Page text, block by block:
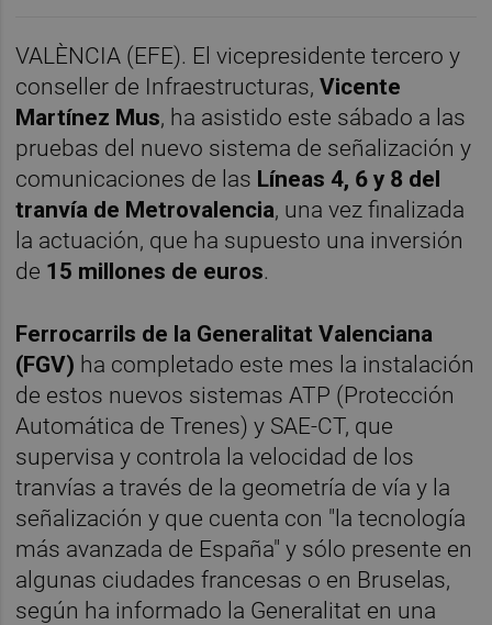
VALÈNCIA (EFE). El vicepresidente tercero y
conseller de Infraestructuras,Vicente
Martínez Mus, ha asistido este sábado a las
pruebas del nuevo sistema de señalización y
comunicaciones de las Líneas 4, 6 y 8 del
tranvía de Metrovalencia, una vez finalizada
la actuación, que ha supuesto una inversión
de 15 millones de euros.
Ferrocarrils de la Generalitat Valenciana
(FGV) ha completado este mes la instalación
de estos nuevos sistemas ATP (Protección
Automática de Trenes) y SAE-CT, que
supervisa y controla la velocidad de los
tranvías a través de la geometría de vía y la
señalización y que cuenta con "la tecnología
más avanzada de España" y sólo presente en
algunas ciudades francesas o en Bruselas,
según ha informado la Generalitat en una